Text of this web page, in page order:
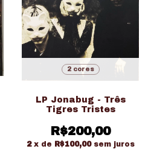
2 cores
LP Jonabug - Três
Tigres Tristes
R$200,00
2 x de R$100,00 sem juros